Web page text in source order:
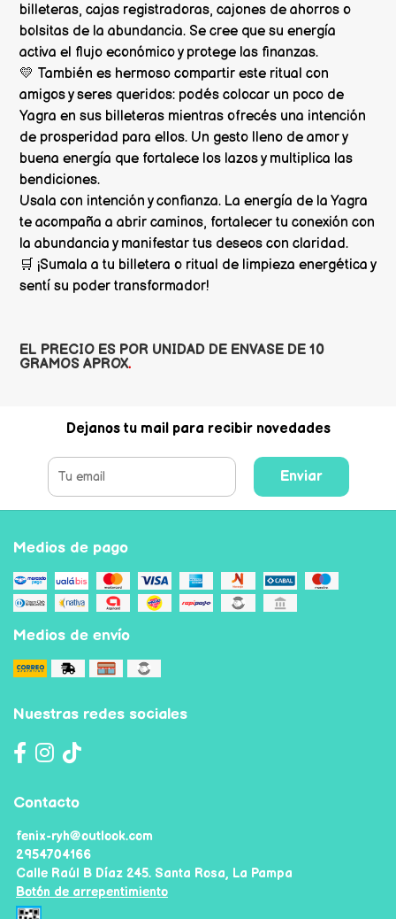
billeteras, cajas registradoras, cajones de ahorros o
bolsitas de la abundancia. Se cree que su energía
activa el flujo económico y protege las finanzas.
💛 También es hermoso compartir este ritual con
amigos y seres queridos: podés colocar un poco de
Yagra en sus billeteras mientras ofrecés una intención
de prosperidad para ellos. Un gesto lleno de amor y
buena energía que fortalece los lazos y multiplica las
bendiciones.
Usala con intención y confianza. La energía de la Yagra
te acompaña a abrir caminos, fortalecer tu conexión con
la abundancia y manifestar tus deseos con claridad.
🛒 ¡Sumala a tu billetera o ritual de limpieza energética y
sentí su poder transformador!
EL PRECIO ES POR UNIDAD DE ENVASE DE 10
GRAMOS APROX.
Dejanos tu mail para recibir novedades
Enviar
Medios de pago
Medios de envío
Nuestras redes sociales
Contacto
fenix-ryh@outlook.com
2954704166
Calle Raúl B Díaz 245. Santa Rosa, La Pampa
Botón de arrepentimiento